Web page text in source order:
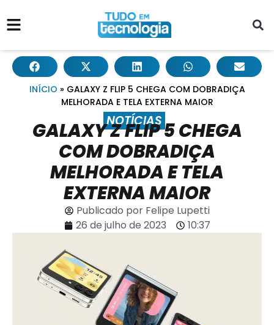
INÍCIO » GALAXY Z FLIP 5 CHEGA COM DOBRADIÇA
MELHORADA E TELA EXTERNA MAIOR
NOTÍCIAS
GALAXY Z FLIP 5 CHEGA
COM DOBRADIÇA
MELHORADA E TELA
EXTERNA MAIOR
Publicado porFelipe Lupetti
26 de julho de 2023
10:37